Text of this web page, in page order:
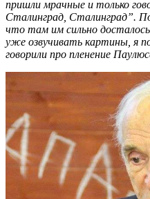
пришли мрачные и только
Сталинград, Сталинград”.
что там им сильно
уже озвучивать картины, я
говорили про пленение